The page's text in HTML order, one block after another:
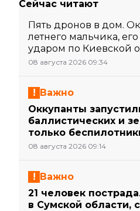
Сейчас читают
Пять дронов в дом.
летнего мальчика,
ударом по Киевской
08 августа 2026 09:34
Важно
Оккупанты
баллистических и
только
08 августа 2026 09:14
Важно
21 человек
в Сумской области,